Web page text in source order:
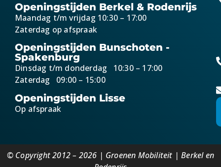
Openingstijden Berkel & Rodenrijs
Maandag t/m vrijdag 10:30 – 17:00
Zaterdag op afspraak
Openingstijden Bunschoten -
Spakenburg
Dinsdag t/m donderdag 10:30 – 17:00
Zaterdag 09:00 – 15:00
Openingstijden Lisse
Op afspraak
© Copyright 2012 – 2026 | Groenen Mobiliteit | Berkel en